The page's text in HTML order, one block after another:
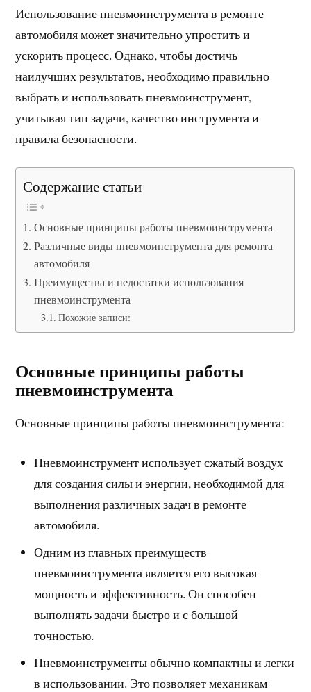
Использование пневмоинструмента в ремонте
автомобиля может значительно упростить и
ускорить процесс. Однако, чтобы достичь
наилучших результатов, необходимо правильно
выбрать и использовать пневмоинструмент,
учитывая тип задачи, качество инструмента и
правила безопасности.
Содержание статьи
Основные принципы работы пневмоинструмента
Различные виды пневмоинструмента для ремонта
автомобиля
Преимущества и недостатки использования
пневмоинструмента
Похожие записи:
Основные принципы работы
пневмоинструмента
Основные принципы работы пневмоинструмента:
Пневмоинструмент использует сжатый воздух
для создания силы и энергии, необходимой для
выполнения различных задач в ремонте
автомобиля.
Одним из главных преимуществ
пневмоинструмента является его высокая
мощность и эффективность. Он способен
выполнять задачи быстро и с большой
точностью.
Пневмоинструменты обычно компактны и легки
в использовании. Это позволяет механикам